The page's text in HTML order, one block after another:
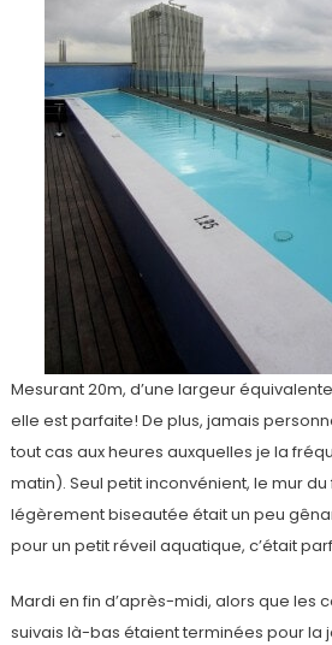
Mesurant 20m, d’une largeur
elle est parfaite! De plus, jamais
tout cas aux heures auxquelles je la
matin). Seul petit inconvénient, le mur
légèrement biseautée était un peu
pour un petit réveil aquatique, c’était
Mardi en fin d’après-midi, alors que les
suivais là-bas étaient terminées pour la